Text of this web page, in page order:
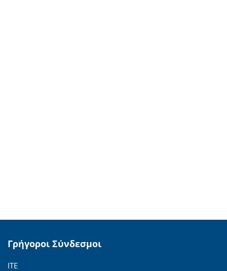
Γρήγοροι Σύνδεσμοι
ΙΤΕ